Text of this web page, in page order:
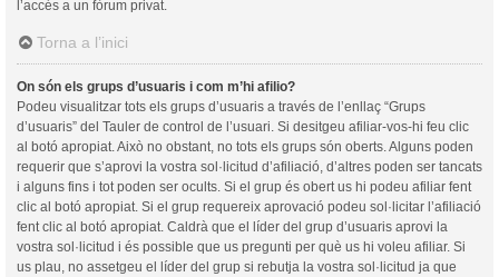
l’accés a un fòrum privat.
Torna a l’inici
On són els grups d’usuaris i com m’hi afilio?
Podeu visualitzar tots els grups d’usuaris a través de l’enllaç “Grups
d’usuaris” del Tauler de control de l’usuari. Si desitgeu afiliar-vos-hi feu clic
al botó apropiat. Això no obstant, no tots els grups són oberts. Alguns poden
requerir que s’aprovi la vostra sol·licitud d’afiliació, d’altres poden ser tancats
i alguns fins i tot poden ser ocults. Si el grup és obert us hi podeu afiliar fent
clic al botó apropiat. Si el grup requereix aprovació podeu sol·licitar l’afiliació
fent clic al botó apropiat. Caldrà que el líder del grup d’usuaris aprovi la
vostra sol·licitud i és possible que us pregunti per què us hi voleu afiliar. Si
us plau, no assetgeu el líder del grup si rebutja la vostra sol·licitud ja que